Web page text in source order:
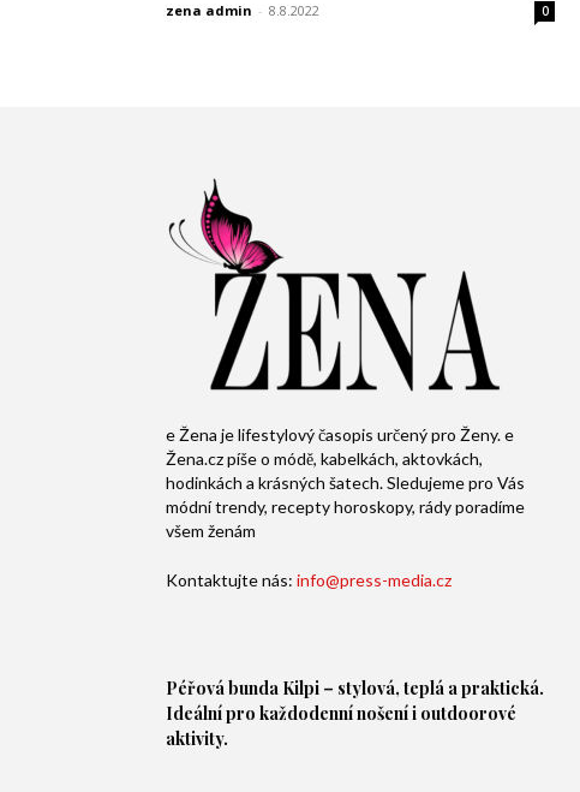
zena admin - 8.8.2022 0
e Žena je lifestylový časopis určený pro Ženy. e
Žena.cz píše o módě, kabelkách, aktovkách,
hodinkách a krásných šatech. Sledujeme pro Vás
módní trendy, recepty horoskopy, rády poradíme
všem ženám
Kontaktujte nás: info@press-media.cz
Péřová bunda Kilpi – stylová, teplá a praktická.
Ideální pro každodenní nošení i outdoorové
aktivity.